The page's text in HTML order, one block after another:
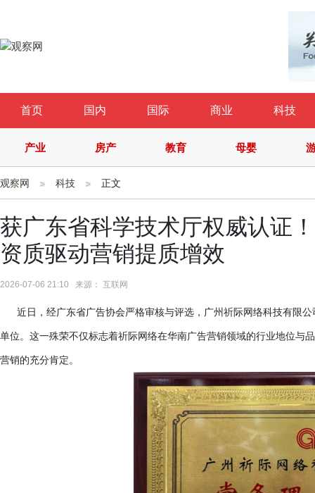
首页 国内 国际 商业 科技
产业 房产 教育 母婴
观察网 科技 正文
获广东省科学技术厅权威认证
资质驱动营销提质增效
2026-07-06 21:10 来源： 互联网
近日，经广东省广告协会严格审核与评选，广州祈际网络科技有限
单位。这一殊荣不仅标志着祈际网络在华南广告营销领域的行业地位与
营销的充分肯定。